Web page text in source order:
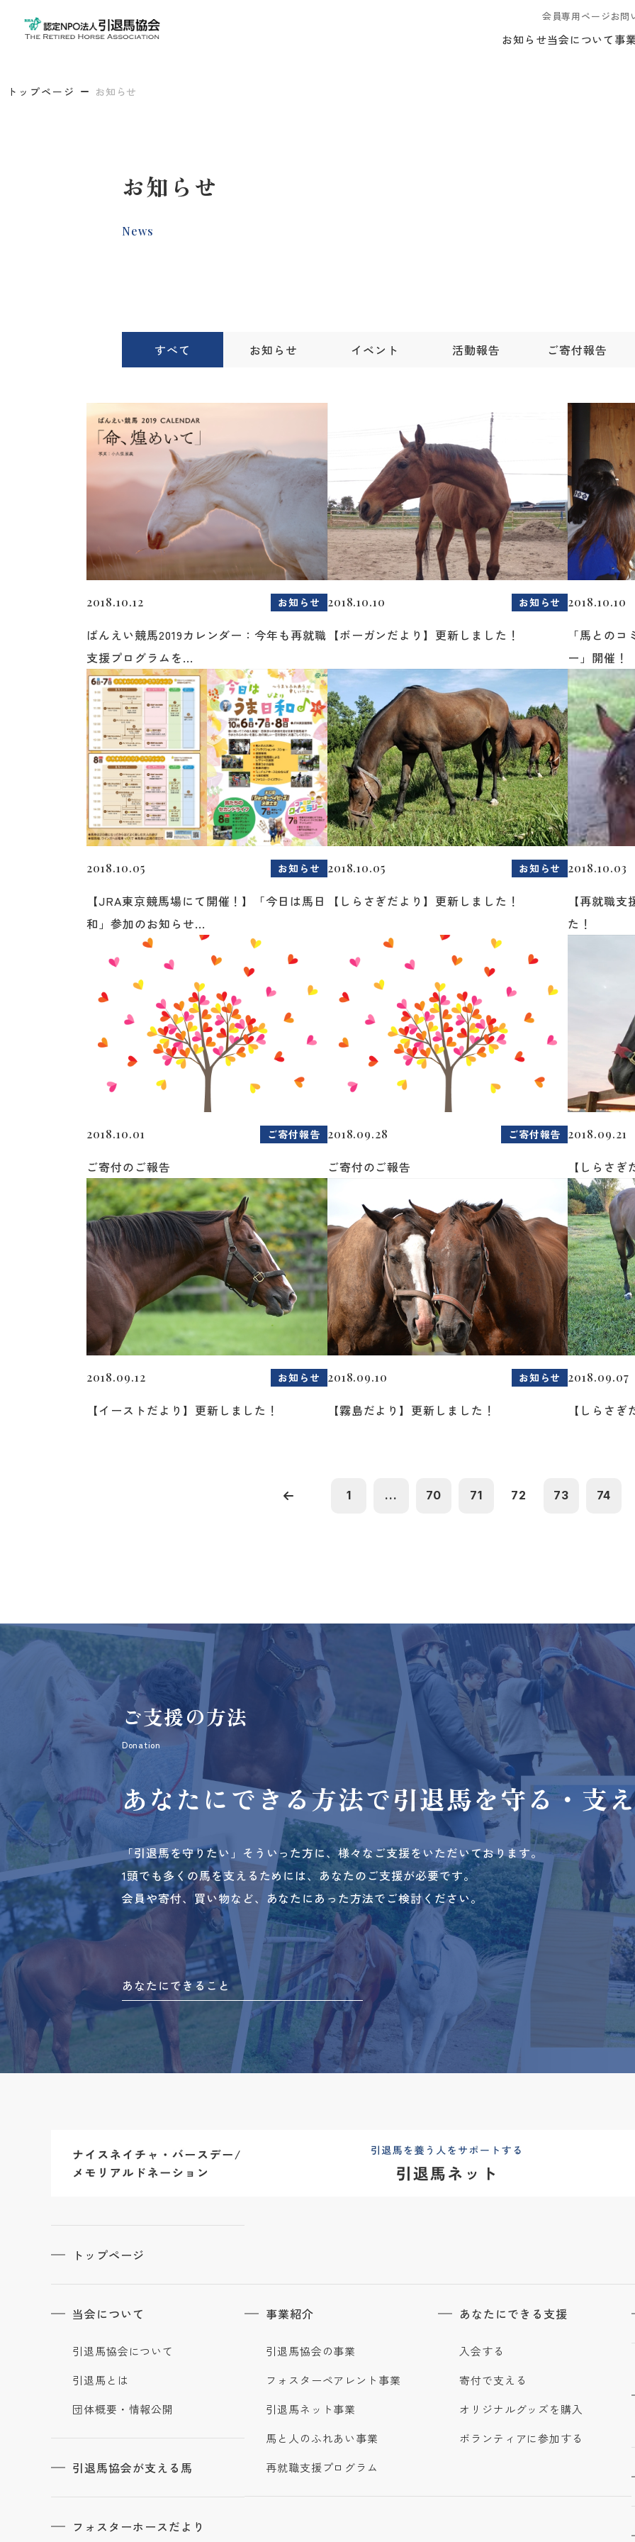
会員専用ページお問
お知らせ当会について事
トップページ お知らせ
お知らせ
News
すべて お知らせ イベント 活動報告 ご寄付報告
2018.10.12 お知らせ
ばんえい競馬2019カレンダー：今年も再就職
支援プログラムを...
2018.10.10 お知らせ
【ボーガンだより】更新しました！
2018.10.10
「馬との
ー」開催！
2018.10.05 お知らせ
【JRA東京競馬場にて開催！】「今日は馬日
和」参加のお知らせ...
2018.10.05 お知らせ
【しらさぎだより】更新しました！
2018.10.03
【再就職
た！
2018.10.01 ご寄付報告
ご寄付のご報告
2018.09.28 ご寄付報告
ご寄付のご報告
2018.09.21
【しらさ
2018.09.12 お知らせ
【イーストだより】更新しました！
2018.09.10 お知らせ
【霧島だより】更新しました！
2018.09.07
【しらさ
1 ... 70 71 72 73 74
ご支援の方法
Donation
あなたにできる方法で引退馬を守る・支
「引退馬を守りたい」そういった方に、様々なご支援をいただいております。
1頭でも多くの馬を支えるためには、あなたのご支援が必要です。
会員や寄付、買い物など、あなたにあった方法でご検討ください。
あなたにできること
トップページ
当会について
引退馬協会について
引退馬とは
団体概要・情報公開
引退馬協会が支える馬
フォスターホースだより
事業紹介
引退馬協会の事業
フォスターペアレント事業
引退馬ネット事業
馬と人のふれあい事業
再就職支援プログラム
あなたにできる支援
入会する
寄付で支える
オリジナルグッズを購入
ボランティアに参加する